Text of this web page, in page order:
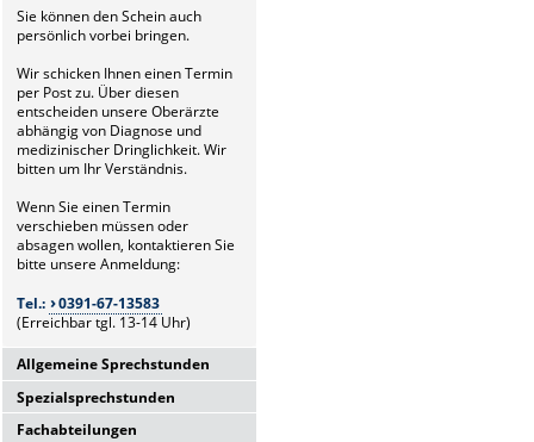
Sie können den Schein auch
persönlich vorbei bringen.
Wir schicken Ihnen einen Termin
per Post zu. Über diesen
entscheiden unsere Oberärzte
abhängig von Diagnose und
medizinischer Dringlichkeit. Wir
bitten um Ihr Verständnis.
Wenn Sie einen Termin
verschieben müssen oder
absagen wollen, kontaktieren Sie
bitte unsere Anmeldung:
Tel.:
0391-67-13583
(Erreichbar tgl. 13-14 Uhr)
Allgemeine Sprechstunden
Allgemeine
Hochschulambulanz
Spezialsprechstunden
Glaukomsprechstunde
Fachabteilungen